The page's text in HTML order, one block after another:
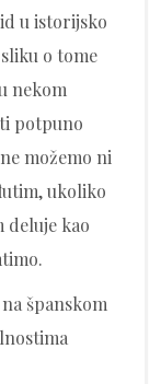
u istorijsko
o tome
nekom
potpuno
možemo ni
ukoliko
deluje kao
španskom